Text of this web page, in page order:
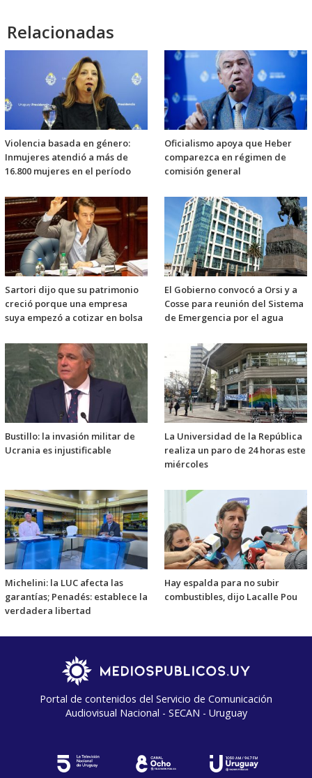
Relacionadas
Violencia basada en género:
Inmujeres atendió a más de
16.800 mujeres en el período
Oficialismo apoya que Heber
comparezca en régimen de
comisión general
Sartori dijo que su patrimonio
creció porque una empresa
suya empezó a cotizar en bolsa
El Gobierno convocó a Orsi y a
Cosse para reunión del Sistema
de Emergencia por el agua
Bustillo: la invasión militar de
Ucrania es injustificable
La Universidad de la República
realiza un paro de 24 horas este
miércoles
Michelini: la LUC afecta las
garantías; Penadés: establece la
verdadera libertad
Hay espalda para no subir
combustibles, dijo Lacalle Pou
Portal de contenidos del Servicio de Comunicación
Audiovisual Nacional - SECAN - Uruguay